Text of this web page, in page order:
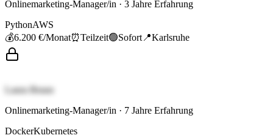
Onlinemarketing-Manager/in · 3 Jahre Erfahrung
PythonAWS
💰6.200 €/Monat⏰Teilzeit🟢Sofort 📍Karlsruhe
Laura Braun
Onlinemarketing-Manager/in · 7 Jahre Erfahrung
DockerKubernetes